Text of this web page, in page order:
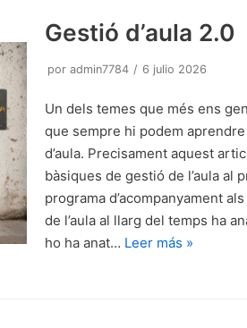
Gestió d’aula 2.0
poradmin7784 6 julio 2026
Un dels temes que més ens
que sempre hi podem
d’aula. Precisament aquest
bàsiques de gestió de l’aula al
programa d’acompanyament
de l’aula al llarg del temps ha
ho ha anat… Leer más »